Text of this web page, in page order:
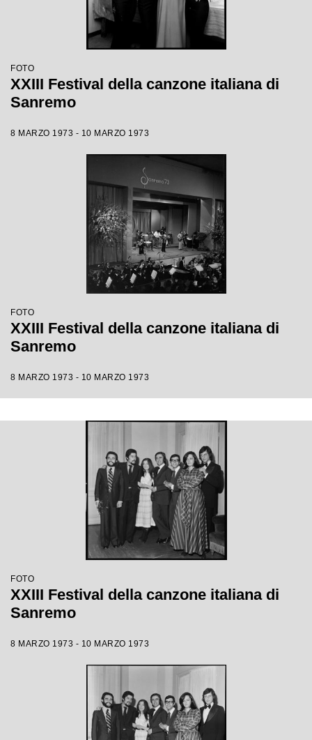
FOTO
XXIII Festival della canzone italiana di
Sanremo
8 MARZO 1973 - 10 MARZO 1973
FOTO
XXIII Festival della canzone italiana di
Sanremo
8 MARZO 1973 - 10 MARZO 1973
FOTO
XXIII Festival della canzone italiana di
Sanremo
8 MARZO 1973 - 10 MARZO 1973